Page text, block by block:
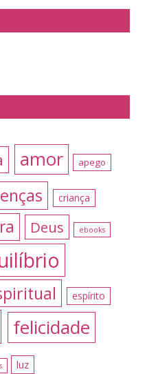
amor apego
criança
Deus ebooks
espírito
felicidade
luz